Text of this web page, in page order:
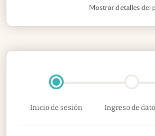
Mostrar detalles del
Inicio de sesión Ingreso de